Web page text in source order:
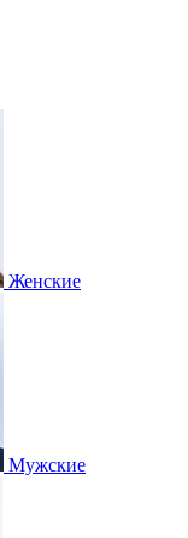
Женские
Мужские